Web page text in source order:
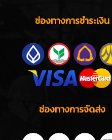
ช่องทางการชำระเงิน
ช่องทางการจัดส่ง